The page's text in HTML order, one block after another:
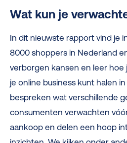
Wat kun je
In dit nieuwste rapport vind je
8000 shoppers in Nederland
verborgen kansen en leer hoe
je online business kunt halen in
bespreken wat verschillende
consumenten verwachten
aankoop en delen een hoop